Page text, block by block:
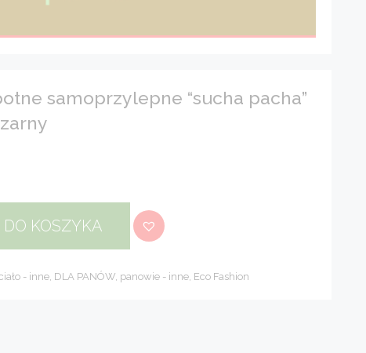
samoprzylepne “sucha pacha”
KOSZYKA
- inne DLA PANÓW panowie - inne Eco Fashion